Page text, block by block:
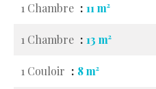
1 Chambre 11 m²
1 Chambre 13 m²
1 Couloir 8 m²